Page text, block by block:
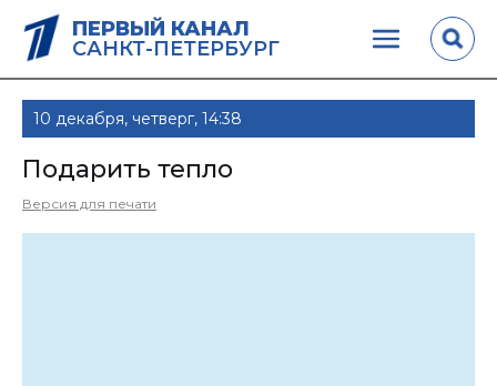
ПЕРВЫЙ КАНАЛ
САНКТ-ПЕТЕРБУРГ
10 декабря, четверг, 14:38
Подарить тепло
Версия для печати